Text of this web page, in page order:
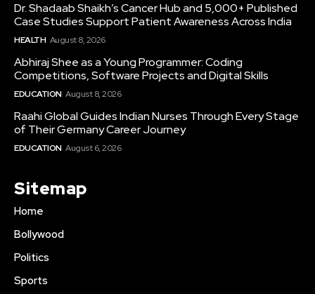
Dr. Shadaab Shaikh’s Cancer Hub and 5,000+ Published
Case Studies Support Patient Awareness Across India
HEALTH August 8, 2026
Abhiraj Shee as a Young Programmer: Coding
Competitions, Software Projects and Digital Skills
EDUCATION August 8, 2026
Raahi Global Guides Indian Nurses Through Every Stage
of Their Germany Career Journey
EDUCATION August 6, 2026
Sitemap
Home
Bollywood
Politics
Sports